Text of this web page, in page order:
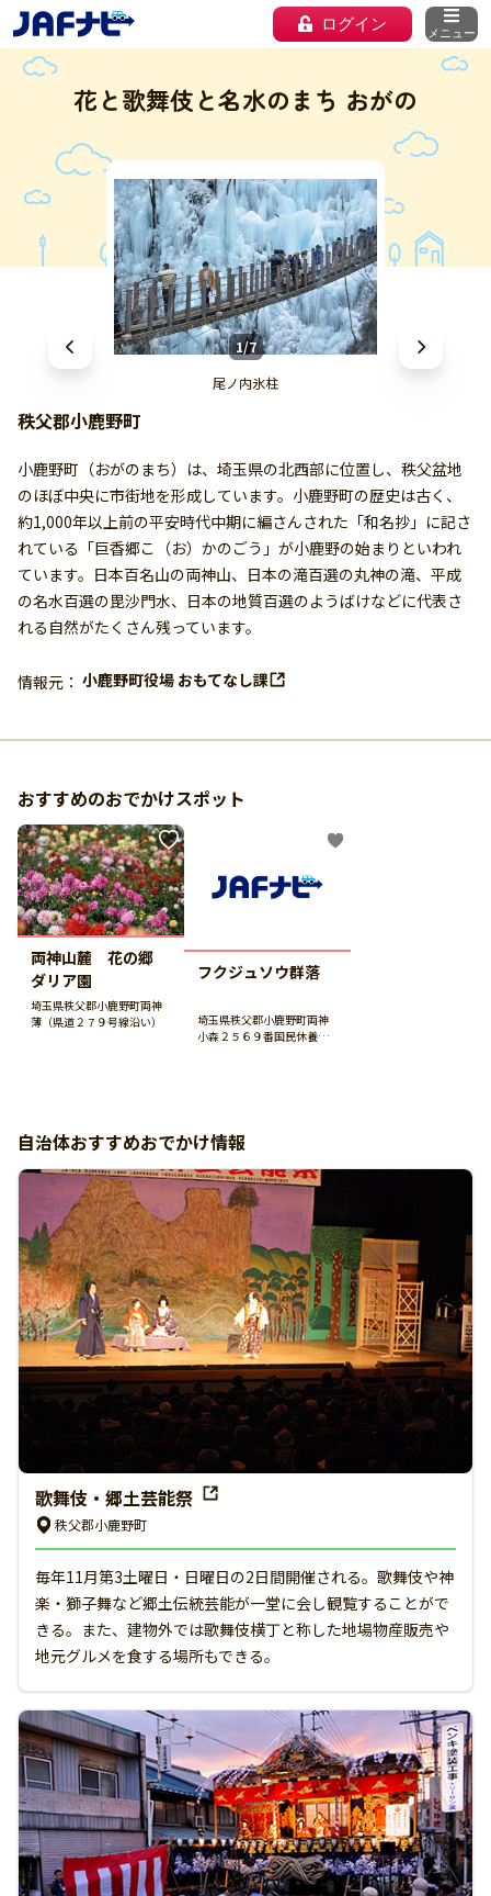
ログイン メニュー
花と歌舞伎と名水のまち おがの
1/7
尾ノ内氷柱
秩父郡小鹿野町
小鹿野町（おがのまち）は、埼玉県の北西部に位置し、秩父盆地
のほぼ中央に市街地を形成しています。小鹿野町の歴史は古く、
約1,000年以上前の平安時代中期に編さんされた「和名抄」に記さ
れている「巨香郷こ（お）かのごう」が小鹿野の始まりといわれ
ています。日本百名山の両神山、日本の滝百選の丸神の滝、平成
の名水百選の毘沙門水、日本の地質百選のようばけなどに代表さ
れる自然がたくさん残っています。
情報元： 小鹿野町役場 おもてなし課
おすすめのおでかけスポット
両神山麓 花の郷
ダリア園
埼玉県秩父郡小鹿野町両神
薄（県道２７９号線沿い）
フクジュソウ群落
埼玉県秩父郡小鹿野町両神
小森２５６９番国民休養地
自治体おすすめおでかけ情報
歌舞伎・郷土芸能祭
秩父郡小鹿野町
毎年11月第3土曜日・日曜日の2日間開催される。歌舞伎や神
楽・獅子舞など郷土伝統芸能が一堂に会し観覧することがで
きる。また、建物外では歌舞伎横丁と称した地場物産販売や
地元グルメを食する場所もできる。